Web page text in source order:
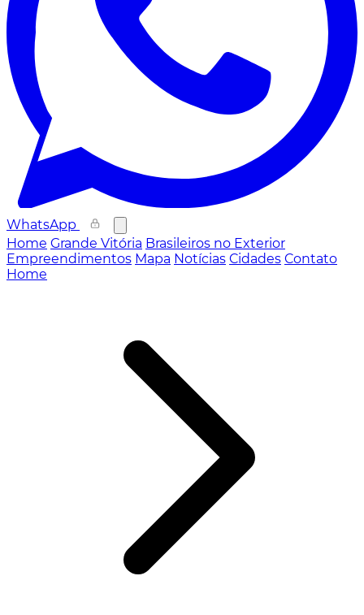
WhatsApp
Home Grande Vitória Brasileiros no Exterior
Empreendimentos Mapa Notícias Cidades Contato
Home